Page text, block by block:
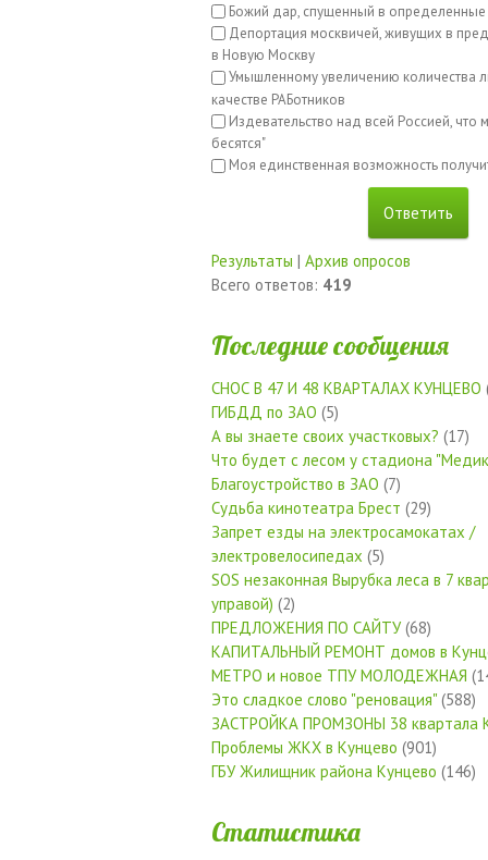
Божий дар, спущенный в
Депортация москвичей, живущих в
в Новую Москву
Умышленному увеличению количества
качестве РАБотников
Издевательство над всей Россией, что
бесятся"
Моя единственная возможность
Результаты | Архив опросов
Всего ответов: 419
Последние сообщения
СНОС В 47 И 48 КВАРТАЛАХ КУНЦЕВО
ГИБДД по ЗАО (5)
А вы знаете своих участковых? (17)
Что будет с лесом у стадиона
Благоустройство в ЗАО (7)
Судьба кинотеатра Брест (29)
Запрет езды на электросамокатах /
электровелосипедах (5)
SOS незаконная Вырубка леса в 7
управой) (2)
ПРЕДЛОЖЕНИЯ ПО САЙТУ(68)
КАПИТАЛЬНЫЙ РЕМОНТ домов в
МЕТРО и новое ТПУ МОЛОДЕЖНАЯ
Это сладкое слово "реновация" (588)
ЗАСТРОЙКА ПРОМЗОНЫ 38 квартала
Проблемы ЖКХ в Кунцево (901)
ГБУ Жилищник района Кунцево (146)
Статистика